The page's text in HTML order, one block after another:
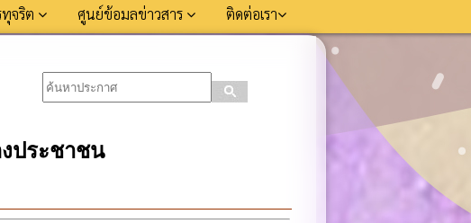
จริต ศูนย์ข้อมลข่าวสาร ติดต่อเรา
ประชาชน